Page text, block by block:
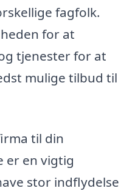
fagfolk.
for at
tjenester for at
mulige tilbud til
til din
en vigtig
stor indflydelse